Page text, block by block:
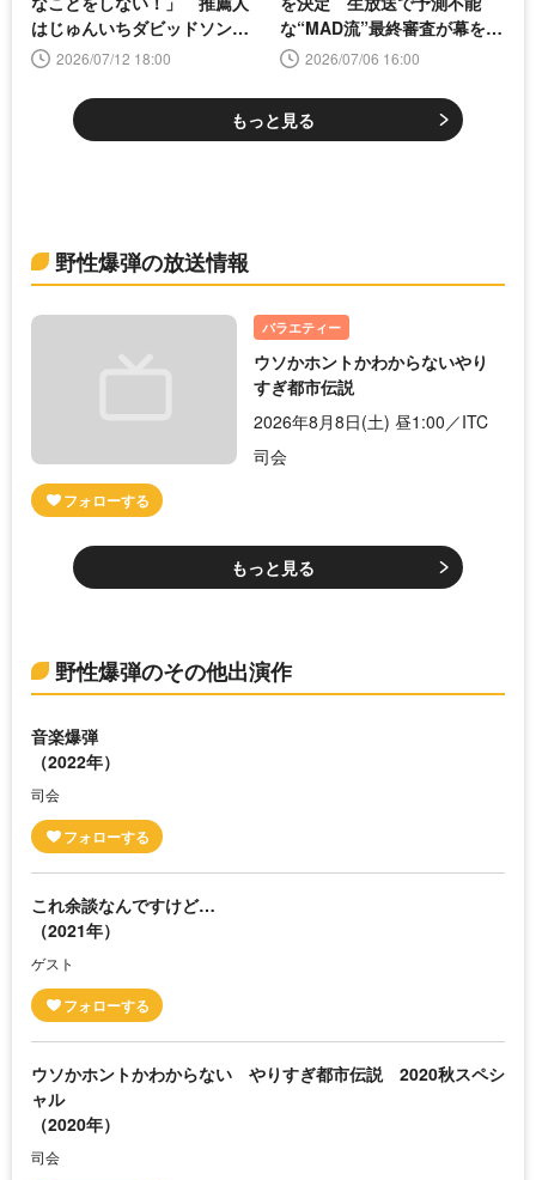
はじゅんいちダビッドソン＜
MXグランプリ2026＞
2026/07/12 18:00
な“MAD流”最終審査が幕を開
ける＜MAD5＞
2026/07/06 16:00
もっと見る
野性爆弾の放送情報
バラエティー
ウソかホントかわからないやり
すぎ都市伝説
2026年8月8日(土) 昼1:00／ITC
司会
もっと見る
野性爆弾のその他出演作
音楽爆弾
（2022年）
司会
これ余談なんですけど…
（2021年）
ゲスト
ウソかホントかわからない やりすぎ都市伝説 2020秋スペシ
ャル
（2020年）
司会